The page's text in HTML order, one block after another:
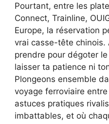
Pourtant, entre les
Connect, Trainline,
Europe, la réservation
vrai casse-tête chinois.
prendre pour dégoter
laisser ta patience ni
Plongeons ensemble
voyage ferroviaire
astuces pratiques
imbattables, et où